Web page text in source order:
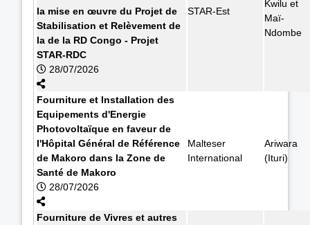
la mise en œuvre du Projet de
Stabilisation et Relèvement de
la de la RD Congo - Projet
STAR-RDC
28/07/2026
STAR-Est
Kwilu et
Maï-
Ndombe
Fourniture et Installation des
Equipements d'Energie
Photovoltaïque en faveur de
l'Hôpital Général de Référence
de Makoro dans la Zone de
Santé de Makoro
28/07/2026
Malteser
International
Ariwara
(Ituri)
Fourniture de Vivres et autres